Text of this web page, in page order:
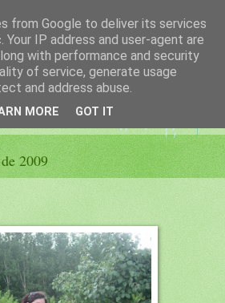
las palabras
FELISA MORENO
2009
from Google to deliver its services
IP address and user-agent are
with performance and security
of service, generate usage
and address abuse.
MORE GOT IT